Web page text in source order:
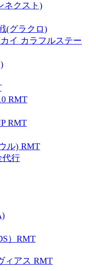
ネクスト)
(グラクロ)
イ カラフルステー
RMT
RMT
ル) RMT
代行
）RMT
ィアス RMT